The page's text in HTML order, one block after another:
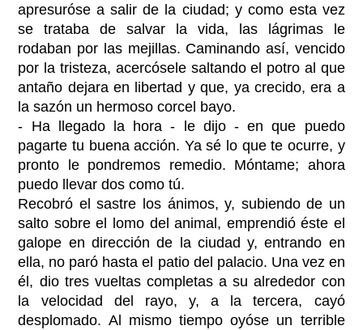
apresuróse a salir de la ciudad; y como esta vez
se trataba de salvar la vida, las lágrimas le
rodaban por las mejillas. Caminando así, vencido
por la tristeza, acercósele saltando el potro al que
antaño dejara en libertad y que, ya crecido, era a
la sazón un hermoso corcel bayo.
- Ha llegado la hora - le dijo - en que puedo
pagarte tu buena acción. Ya sé lo que te ocurre, y
pronto le pondremos remedio. Móntame; ahora
puedo llevar dos como tú.
Recobró el sastre los ánimos, y, subiendo de un
salto sobre el lomo del animal, emprendió éste el
galope en dirección de la ciudad y, entrando en
ella, no paró hasta el patio del palacio. Una vez en
él, dio tres vueltas completas a su alrededor con
la velocidad del rayo, y, a la tercera, cayó
desplomado. Al mismo tiempo oyóse un terrible